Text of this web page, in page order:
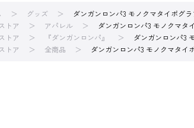
グッズ
ダンガンロンパ3 モノクマタイポグ
トア アパレル
ダンガンロンパ3 モノクマタ
トア 『ダンガンロンパ』
ダンガンロンパ3
トア 全商品 ダンガンロンパ3 モノクマタイ